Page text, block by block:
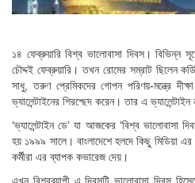
১৪ ফেব্রুয়ারি বিশ্ব ভালোবাসা দিবস।
চৌদ্দই ফেব্রুয়ারি। তখন রোমের সম্রাট ছিলেন
সাধু, তরুণ প্রেমিকদের গোপন পরিণয়-মন্ত্রে
ভ্যালেন্টাইনের শিরশ্ছেদ করেন। তার এ
‘ভ্যালেন্টাইন ডে’ যা আজকের ‘বিশ্ব ভালোবাসা
হয় ১৯৯৯ সালে। বাংলাদেশে হলদে কিছু মিডিয়া
কর্মীরা এর ব্যাপক কভারেজ দেয়।